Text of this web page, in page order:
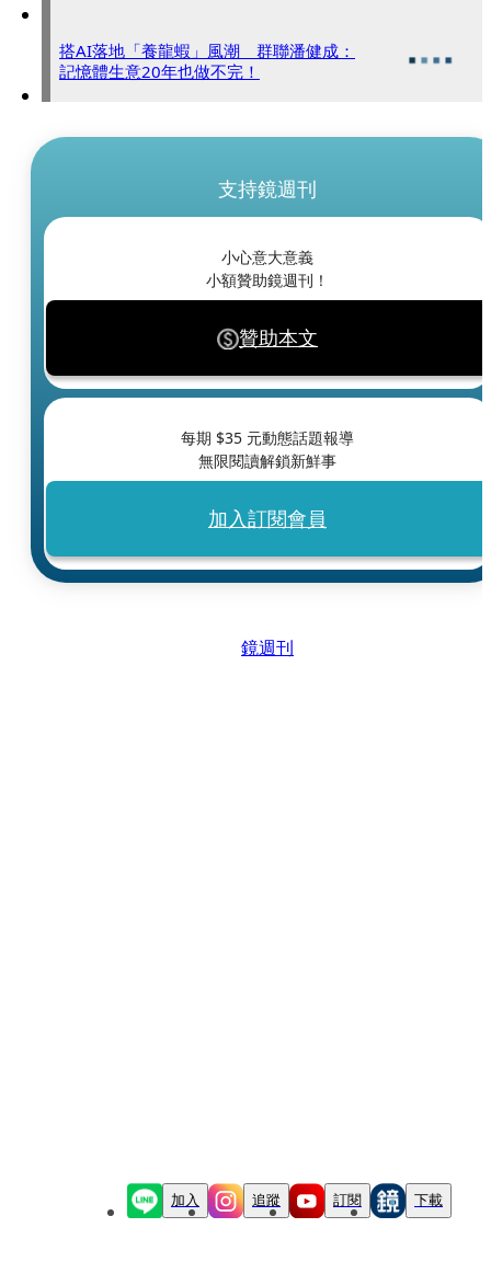
搭AI落地「養龍蝦」風潮 群聯潘健成：
記憶體生意20年也做不完！
支持鏡週刊
小心意大意義
小額贊助鏡週刊！
贊助本文
每期 $35 元動態話題報導
無限閱讀解鎖新鮮事
加入訂閱會員
鏡週刊
加入 追蹤 訂閱 下載